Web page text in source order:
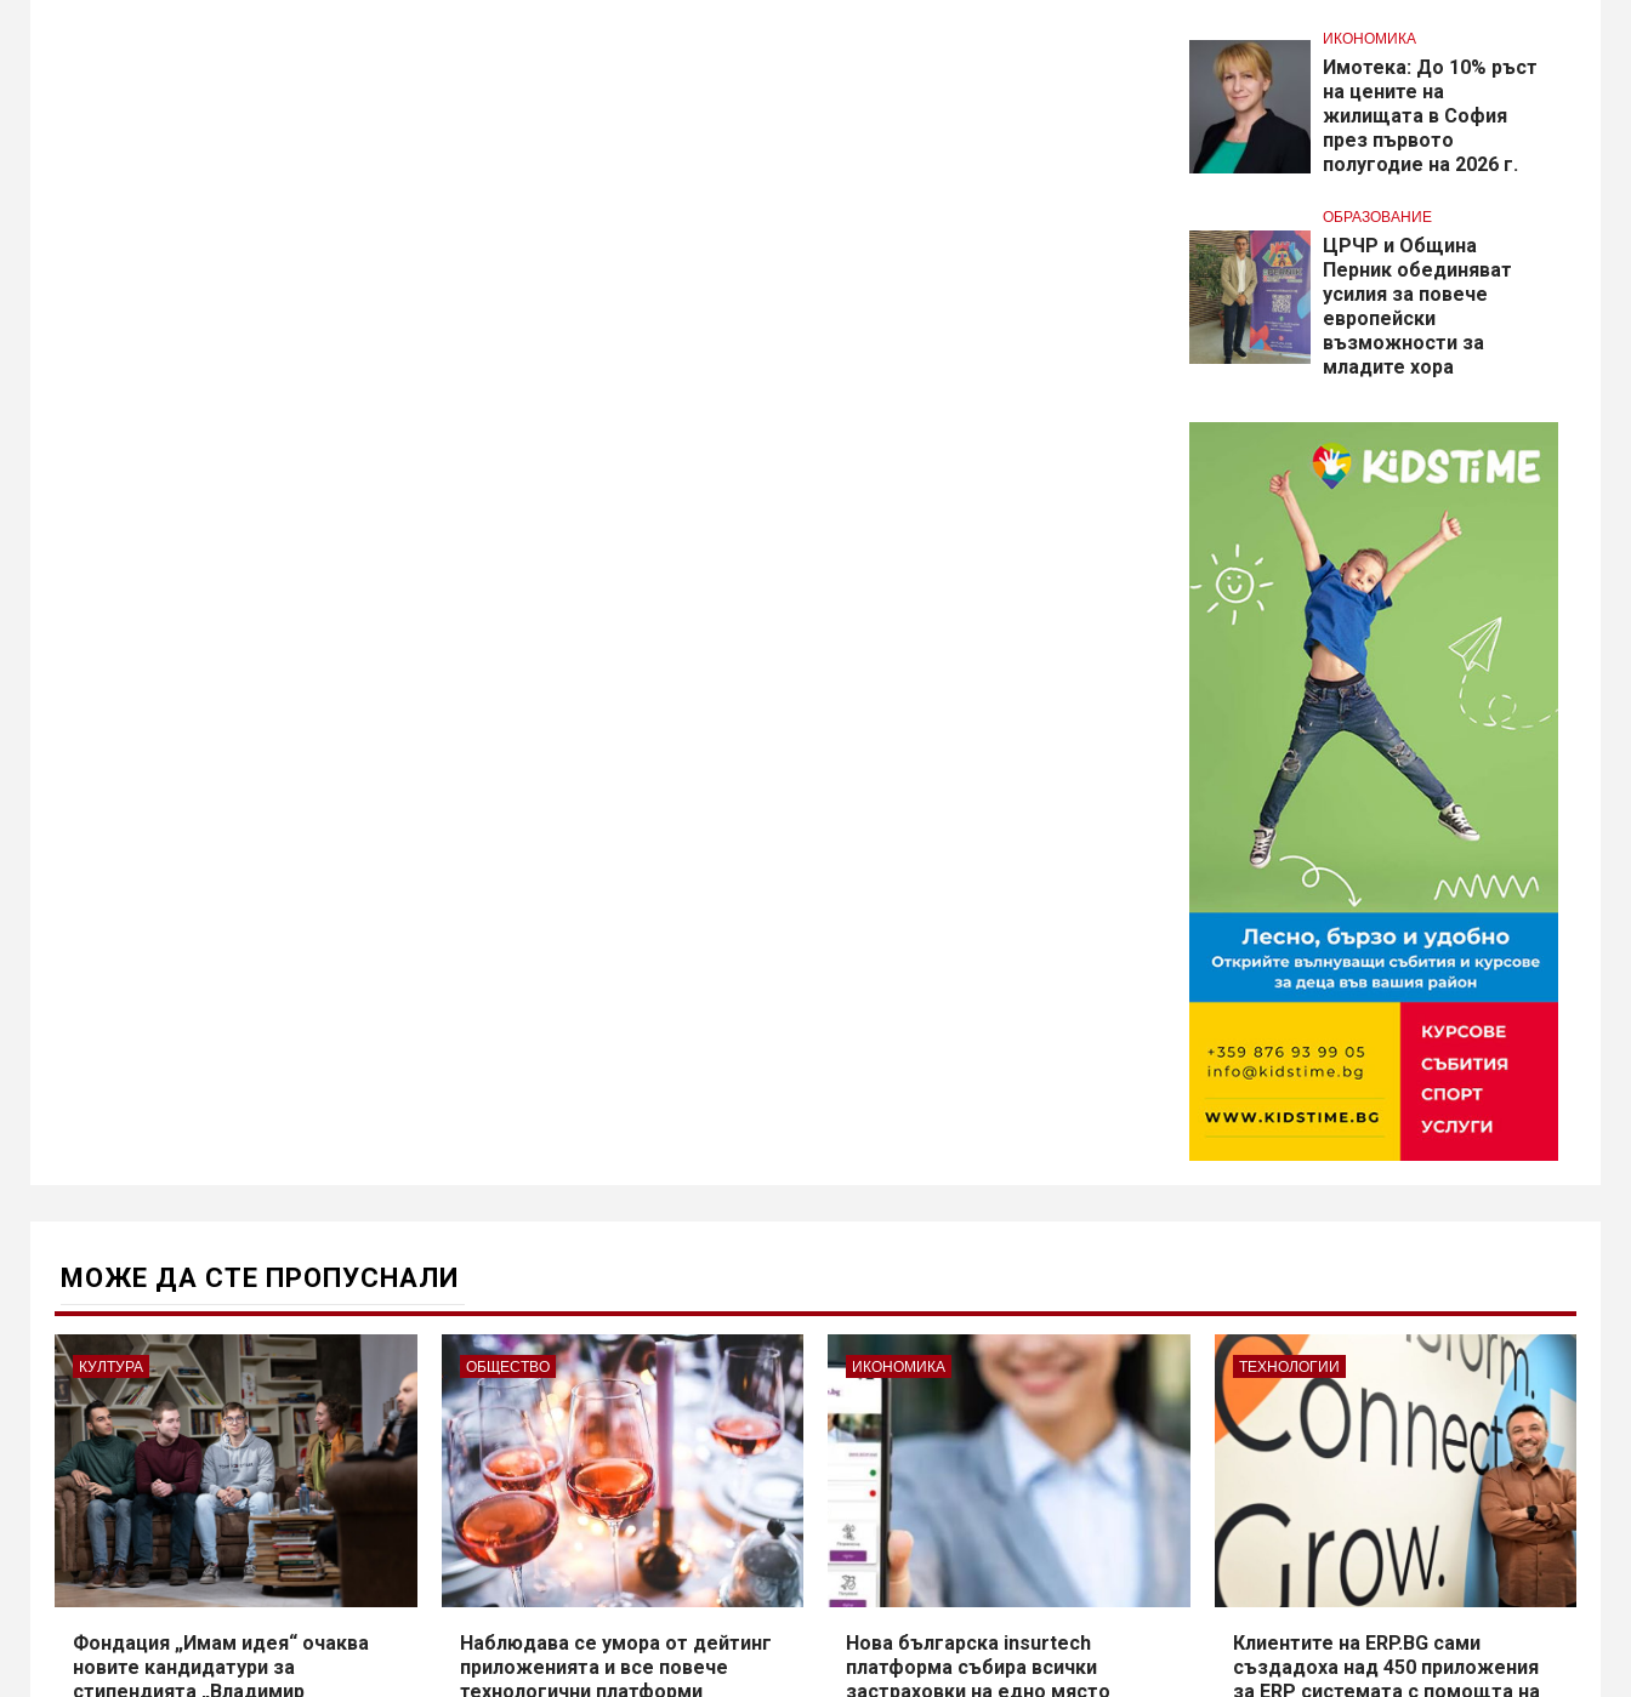
ИКОНОМИКА
Имотека: До 10% ръст
на цените на
жилищата в София
през първото
полугодие на 2026 г.
ОБРАЗОВАНИЕ
​ЦРЧР и Община
Перник обединяват
усилия за повече
европейски
възможности за
младите хора
МОЖE ДА СТЕ ПРОПУСНАЛИ
КУЛТУРА
Фондация „Имам идея“ очаква
новите кандидатури за
стипендията „Владимир
ОБЩЕСТВО
Наблюдава се умора от дейтинг
приложенията и все повече
технологични платформи
ИКОНОМИКА
Нова българска insurtech
платформа събира всички
застраховки на едно място
ТЕХНОЛОГИИ
Клиентите на ERP.BG сами
създадоха над 450 приложения
за ERP системата с помощта на